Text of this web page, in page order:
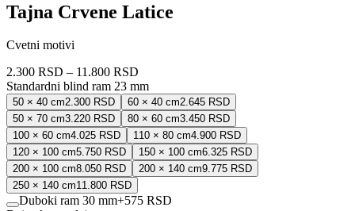
Tajna Crvene Latice
Cvetni motivi
2.300 RSD – 11.800 RSD
Standardni blind ram 23 mm
50 × 40 cm2.300 RSD 60 × 40 cm2.645 RSD
50 × 70 cm3.220 RSD 80 × 60 cm3.450 RSD
100 × 60 cm4.025 RSD 110 × 80 cm4.900 RSD
120 × 100 cm5.750 RSD 150 × 100 cm6.325 RSD
200 × 100 cm8.050 RSD 200 × 140 cm9.775 RSD
250 × 140 cm11.800 RSD
Duboki ram 30 mm+575 RSD